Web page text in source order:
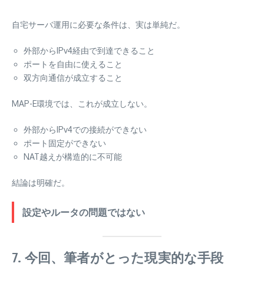
自宅サーバ運用に必要な条件は、実は単純だ。
外部からIPv4経由で到達できること
ポートを自由に使えること
双方向通信が成立すること
MAP-E環境では、これが成立しない。
外部からIPv4での接続ができない
ポート固定ができない
NAT越えが構造的に不可能
結論は明確だ。
設定やルータの問題ではない
7. 今回、筆者がとった現実的な手段